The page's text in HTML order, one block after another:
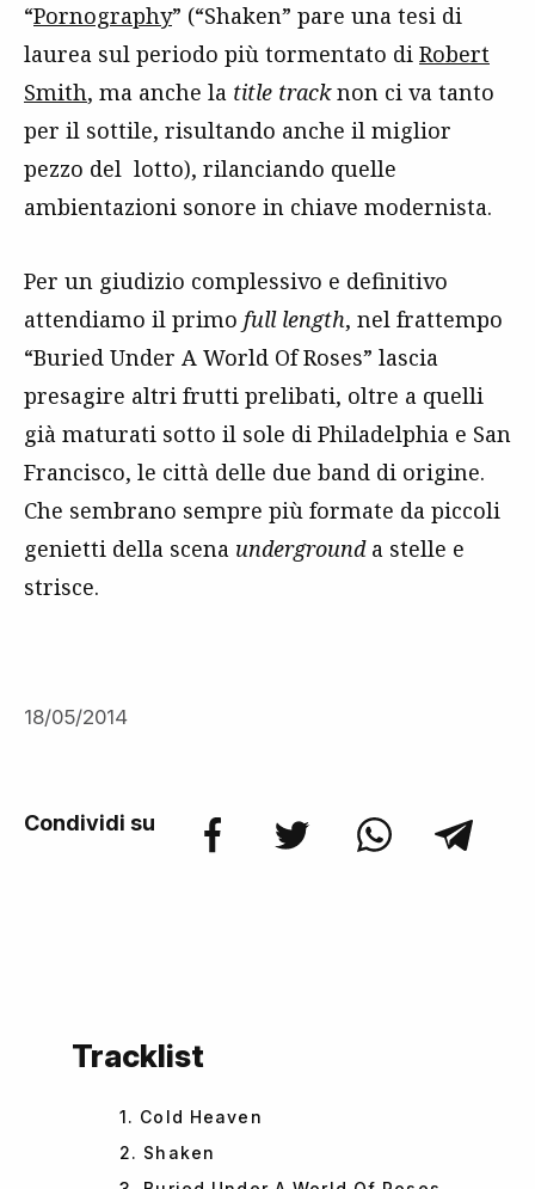
“Pornography” (“Shaken” pare una tesi di
laurea sul periodo più tormentato di Robert
Smith, ma anche la title tracknon ci va tanto
per il sottile, risultando anche il miglior
pezzo del lotto), rilanciando quelle
ambientazioni sonore in chiave modernista.
Per un giudizio complessivo e definitivo
attendiamo il primo full length, nel frattempo
“Buried Under A World Of Roses” lascia
presagire altri frutti prelibati, oltre a quelli
già maturati sotto il sole di Philadelphia e San
Francisco, le città delle due band di origine.
Che sembrano sempre più formate da piccoli
genietti della scena undergrounda stelle e
strisce.
18/05/2014
Condividi su
Tracklist
1. Cold Heaven
2. Shaken